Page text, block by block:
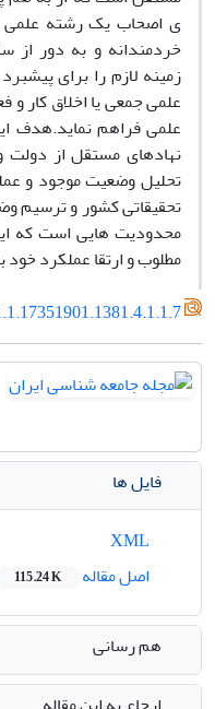
ی اصحاب یک رشته علمی
خردمندانه و به دور
زمینه لازم را برای
علمی جمعی یا اخلاق کار
علمی فراهم نماید.هدف
نهادهای مستقل از دولت
تحلیل وضعیت موجود و
تحقیقاتی کشور و ترسیم
محدودیت هایی است که
مطلوب و ارتقا عملکرد خود
فایل ها
اصل مقاله
115.24 K
هم رسانی